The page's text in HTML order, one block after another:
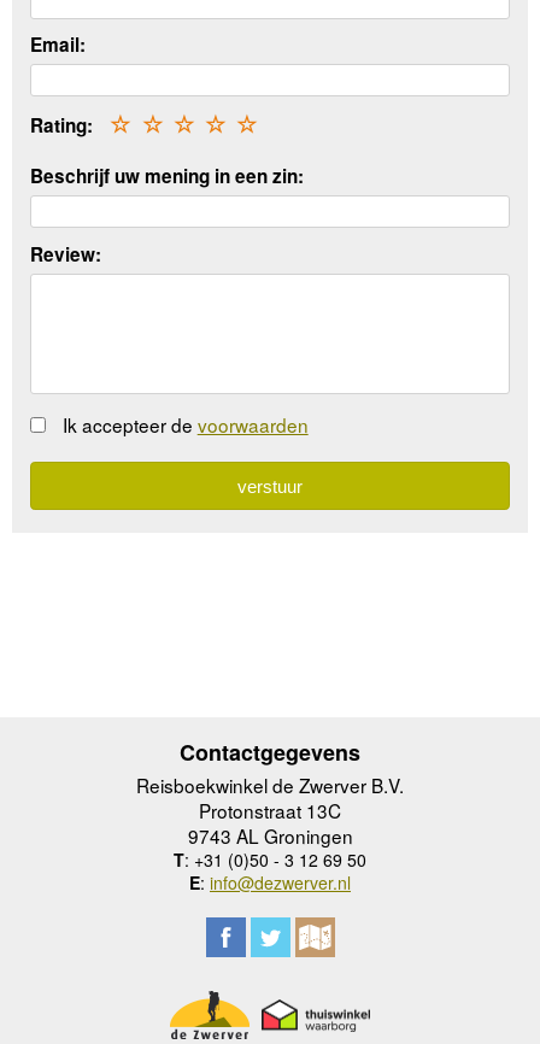
Email:
Rating: ☆
☆
☆
☆
☆
Beschrijf uw mening in een zin:
Review:
Ik accepteer de voorwaarden
Contactgegevens
Reisboekwinkel de Zwerver B.V.
Protonstraat 13C
9743 AL Groningen
T: +31 (0)50 - 3 12 69 50
E: info@dezwerver.nl